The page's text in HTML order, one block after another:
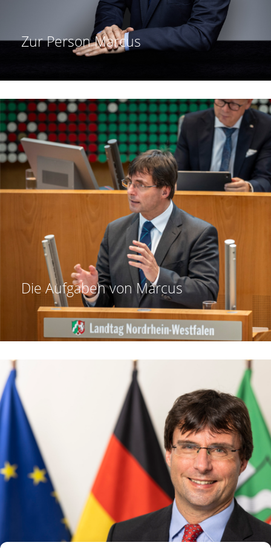
Zur PersonMarcus
Die Aufgaben von Marcus